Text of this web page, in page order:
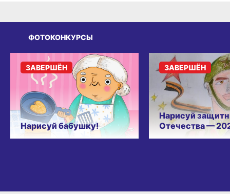
ФОТОКОНКУРСЫ
Нарисуй бабушку!
ЗАВЕРШЁН
Нарисуй
Отечества —
ЗАВЕРШЁН